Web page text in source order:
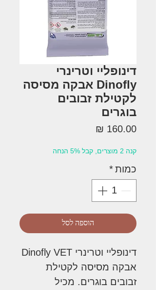
דינופליי וטרינרי
Dinofly אבקה מסיסה
לקטילת זבובים
בוגרים
קנה 2 מוצרים, קבל 5% הנחה
כמות*
הוספה לסל
דינופליי וטרינרי Dinofly VET
אבקה מסיסה לקטילת
זבובים בוגרים. מכיל